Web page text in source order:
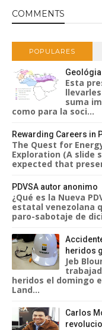
COMMENTS
POPULARES
Esta
suma
como para la soci...
Rewarding Careers in
The Quest for
Exploration (A slide
expected that
PDVSA autor anonimo
¿Qué es la Nueva
estatal venezolana
paro-sabotaje de
heridos
Jeb
heridos el domingo
Land...
Carlos